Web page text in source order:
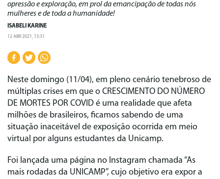
opressão e exploração, em prol da emancipação de todas nós
mulheres e de toda a humanidade!
ISABELI KARINE
12 ABR 2021, 13:31
Neste domingo (11/04), em pleno cenário tenebroso de
múltiplas crises em que o CRESCIMENTO DO NÚMERO
DE MORTES POR COVID é uma realidade que afeta
milhões de brasileiros, ficamos sabendo de uma
situação inaceitável de exposição ocorrida em meio
virtual por alguns estudantes da Unicamp.
Foi lançada uma página no Instagram chamada “As
mais rodadas da UNICAMP”, cujo objetivo era expor a